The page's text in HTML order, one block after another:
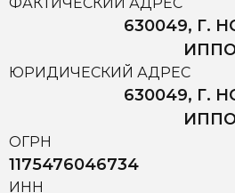
630049, Г.
ЮРИДИЧЕСКИЙ АДРЕС
630049, Г.
ОГРН
1175476046734
ИНН